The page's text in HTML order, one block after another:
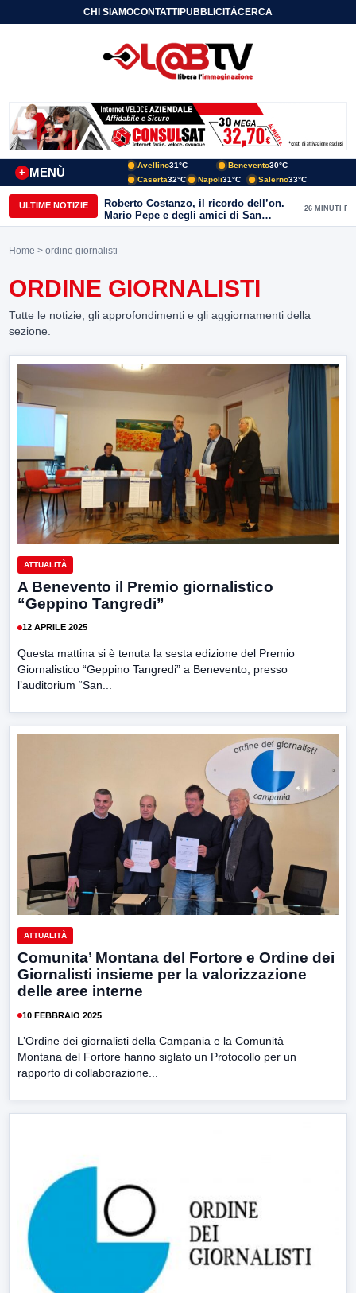
CHI SIAMOCONTATTIPUBBLICITÀCERCA
MENÙ
+
Avellino31°C Benevento30°C
Caserta32°C Napoli31°C Salerno33°C
ULTIME NOTIZIE
Roberto Costanzo, il ricordo dell’on.
Mario Pepe e degli amici di San
Giorgio del Sannio
26 MINUTI FA
Home > ordine giornalisti
ORDINE GIORNALISTI
Tutte le notizie, gli approfondimenti e gli aggiornamenti della
sezione.
ATTUALITÀ
A Benevento il Premio giornalistico
“Geppino Tangredi”
12 APRILE 2025
Questa mattina si è tenuta la sesta edizione del Premio
Giornalistico “Geppino Tangredi” a Benevento, presso
l’auditorium “San...
ATTUALITÀ
Comunita’ Montana del Fortore e Ordine dei
Giornalisti insieme per la valorizzazione
delle aree interne
10 FEBBRAIO 2025
L’Ordine dei giornalisti della Campania e la Comunità
Montana del Fortore hanno siglato un Protocollo per un
rapporto di collaborazione...